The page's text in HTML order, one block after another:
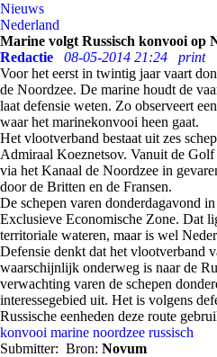
Nieuws
Nederland
Marine volgt Russisch konvooi op
Redactie
08-05-2014 21:24
print
Voor het eerst in twintig jaar vaart
de Noordzee. De marine houdt de
laat defensie weten. Zo observeert
waar het marinekonvooi heen gaat.
Het vlootverband bestaat uit zes
Admiraal Koeznetsov. Vanuit de
via het Kanaal de Noordzee in
door de Britten en de Fransen.
De schepen varen donderdagavond
Exclusieve Economische Zone. Dat
territoriale wateren, maar is wel
Defensie denkt dat het vlootverband
waarschijnlijk onderweg is naar de
verwachting varen de schepen
interessegebied uit. Het is volgens
Russische eenheden deze route
konvooi marine noordzee russisch
Submitter: Bron: Novum